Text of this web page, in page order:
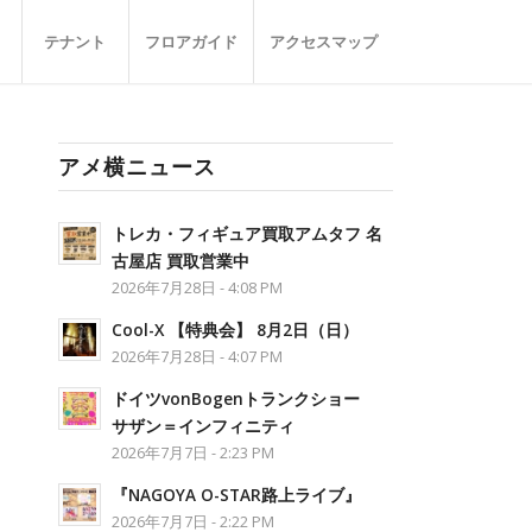
テナント フロアガイド アクセスマップ
アメ横ニュース
トレカ・フィギュア買取アムタフ 名
古屋店 買取営業中
2026年7月28日 - 4:08 PM
Cool-X 【特典会】 8月2日（日）
2026年7月28日 - 4:07 PM
ドイツvonBogenトランクショー
サザン＝インフィニティ
2026年7月7日 - 2:23 PM
『NAGOYA O-STAR路上ライブ』
2026年7月7日 - 2:22 PM